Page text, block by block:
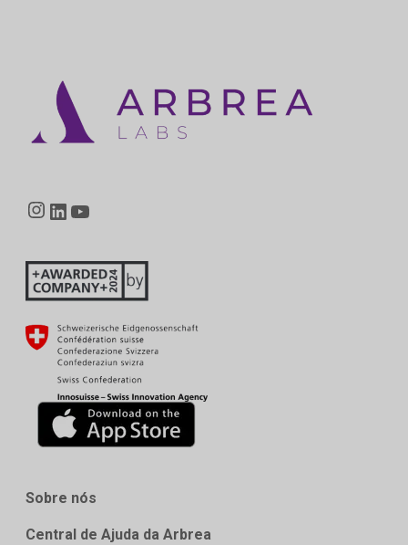
Instagram
LinkedIn
Sobre nós
Central de Ajuda da Arbrea